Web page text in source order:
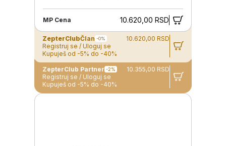
MP Cena 10.620,00 RSD
ZepterClubČlan -0%
10.620,00 RSD
Registruj se / Uloguj se
Kupuješ od -5% do -40%
ZepterClub Partner -2%
10.355,00 RSD
Registruj se / Uloguj se
Kupuješ od -5% do -40%